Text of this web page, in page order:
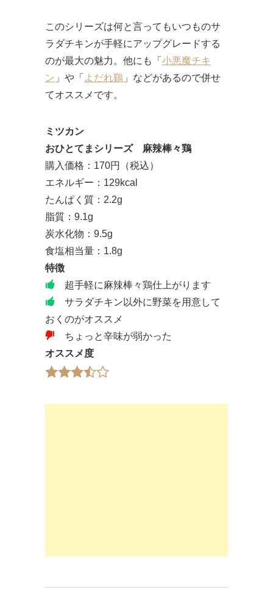
このシリーズは何と言ってもいつものサ
ラダチキンが手軽にアップグレードする
のが最大の魅力。他にも「 小悪魔チキ
ン 」や「 よだれ鷄 」などがあるので併せ
てオススメです。
ミツカン
おひとてまシリーズ 麻辣棒々鶏
購入価格：170円（税込）
エネルギー：129kcal
たんぱく質：2.2g
脂質：9.1g
炭水化物：9.5g
食塩相当量：1.8g
特徴
超手軽に麻辣棒々鶏仕上がります
サラダチキン以外に野菜を用意して
おくのがオススメ
ちょっと辛味が弱かった
オススメ度